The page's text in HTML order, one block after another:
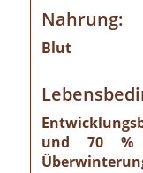
Nahrung:
Blut
und 70 %